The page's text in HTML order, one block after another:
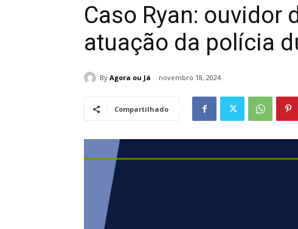
Caso Ryan: ouvidor
atuação da polícia
By Agora ou Já novembro 18, 2024
Compartilhado